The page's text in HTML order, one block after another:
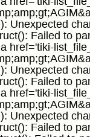
Unexpected
Failed to
href='tiki-
Unexpected
Failed to
href='tiki-
Unexpected
Failed to